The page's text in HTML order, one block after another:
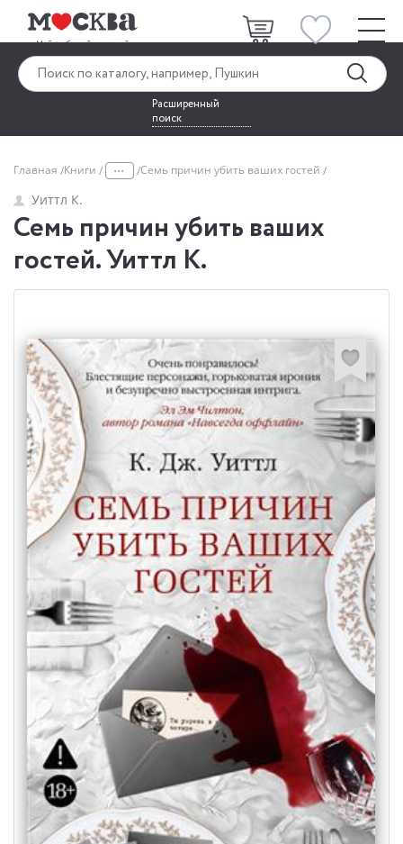
Расширенный
поиск
Главная Книги ... Семь причин убить ваших гостей
Уиттл К.
Семь причин убить ваших
гостей. Уиттл К.